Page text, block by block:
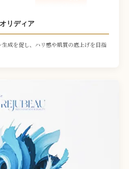
オリディア
成を促し、ハリ感や肌質の底上げを目指